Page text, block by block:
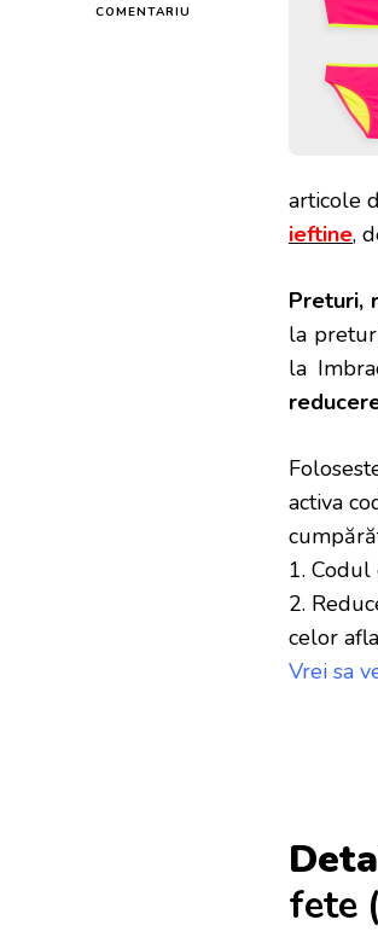
COMENTARIU
articole
ieftine,
Preturi,
la
la
activa
1.
2.
celor
Vrei sa
fete